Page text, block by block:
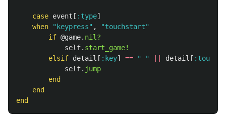
case event [ :type]
when
"keypress" ,
"touchstart"
if @game. nil?
self. start_game!
elsif detail [ :key] == " " detail [ :touch
self. jump
end
end
end